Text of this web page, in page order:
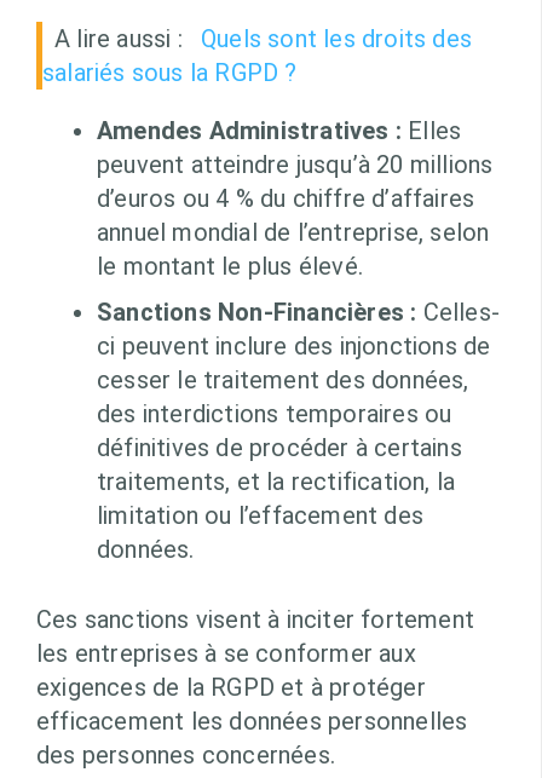
A lire aussi :
Quels sont les droits des
salariés sous la RGPD ?
Amendes Administratives : Elles
peuvent atteindre jusqu’à 20 millions
d’euros ou 4 % du chiffre d’affaires
annuel mondial de l’entreprise, selon
le montant le plus élevé.
Sanctions Non-Financières : Celles-
ci peuvent inclure des injonctions de
cesser le traitement des données,
des interdictions temporaires ou
définitives de procéder à certains
traitements, et la rectification, la
limitation ou l’effacement des
données.
Ces sanctions visent à inciter fortement
les entreprises à se conformer aux
exigences de la RGPD et à protéger
efficacement les données personnelles
des personnes concernées.